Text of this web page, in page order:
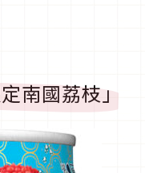
南國荔枝」